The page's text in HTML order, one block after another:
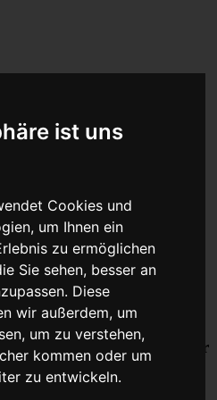
ist uns
Cookies und
um Ihnen ein
zu ermöglichen
Sie sehen, besser an
Diese
wir außerdem, um
um zu verstehen,
kommen oder um
zu entwickeln.
Reparatur
KVA
Prüfungen
aller Art, unter
Airbag-
uvm.
über viel Erfahrung und
PKW-Steuergeräten und
Reparaturen. So
Steuergeräte Reparatur
und Fahrzeugarten - sei
die Reparatur von